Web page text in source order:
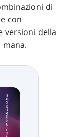
di
con
versioni della